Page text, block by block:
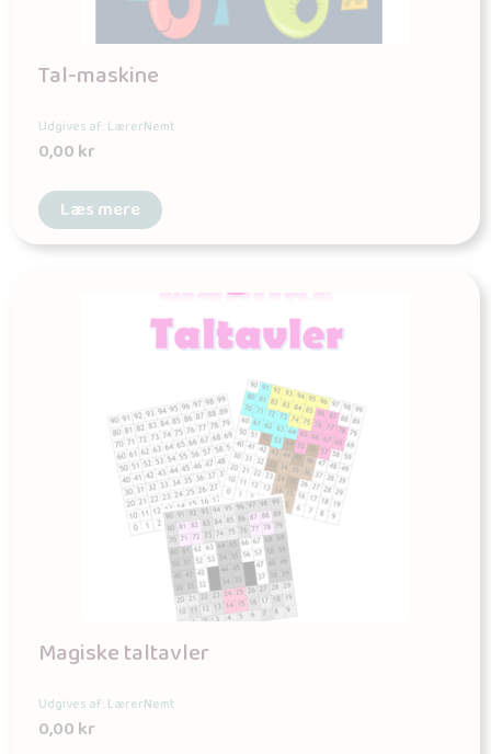
Tal-maskine
Udgives af: LærerNemt
0,00kr
Læs mere
Magiske taltavler
Udgives af: LærerNemt
0,00kr